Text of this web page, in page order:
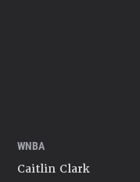
WNBA
Caitlin Clark